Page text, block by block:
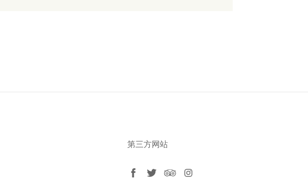
第三方网站
facebooktwittertripadvisor